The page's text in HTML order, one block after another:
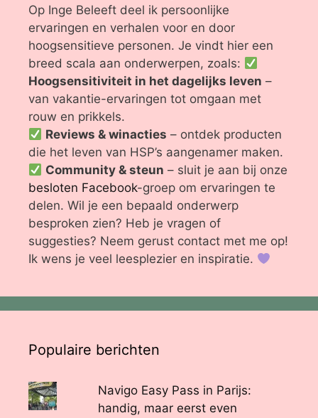
Op Inge Beleeft deel ik persoonlijke
ervaringen en verhalen voor en door
hoogsensitieve personen. Je vindt hier een
breed scala aan onderwerpen, zoals:
Hoogsensitiviteit in het dagelijks leven –
van vakantie-ervaringen tot omgaan met
rouw en prikkels.
Reviews & winacties – ontdek producten
die het leven van HSP’s aangenamer maken.
Community & steun – sluit je aan bij onze
besloten Facebook-groep om ervaringen te
delen. Wil je een bepaald onderwerp
besproken zien? Heb je vragen of
suggesties? Neem gerust contact met me op!
Ik wens je veel leesplezier en inspiratie.
Populaire berichten
Navigo Easy Pass in Parijs:
handig, maar eerst even